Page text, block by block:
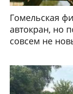
Гомельская
автокран, но
совсем не